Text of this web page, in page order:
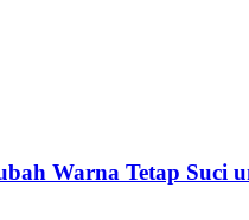
Warna Tetap Suci